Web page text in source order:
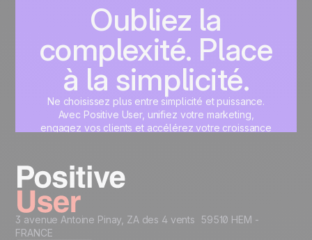
Oubliez la
complexité. Place
à la simplicité.
Ne choisissez plus entre simplicité et puissance.
Avec Positive User, unifiez votre marketing,
engagez vos clients et accélérez votre croissance
Commencez maintenant
3 avenue Antoine Pinay, ZA des 4 vents 59510 HEM -
FRANCE